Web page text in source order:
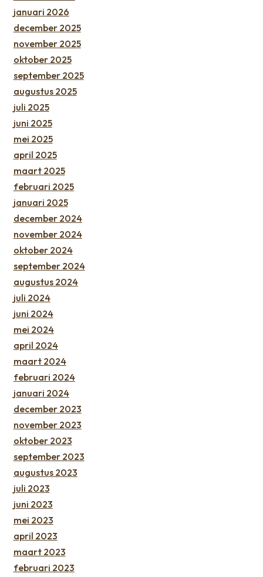
januari 2026
december 2025
november 2025
oktober 2025
september 2025
augustus 2025
juli 2025
juni 2025
mei 2025
april 2025
maart 2025
februari 2025
januari 2025
december 2024
november 2024
oktober 2024
september 2024
augustus 2024
juli 2024
juni 2024
mei 2024
april 2024
maart 2024
februari 2024
januari 2024
december 2023
november 2023
oktober 2023
september 2023
augustus 2023
juli 2023
juni 2023
mei 2023
april 2023
maart 2023
februari 2023